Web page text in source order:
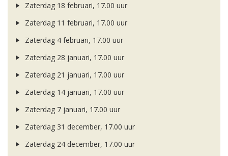
Zaterdag 18 februari, 17.00 uur
Zaterdag 11 februari, 17.00 uur
Zaterdag 4 februari, 17.00 uur
Zaterdag 28 januari, 17.00 uur
Zaterdag 21 januari, 17.00 uur
Zaterdag 14 januari, 17.00 uur
Zaterdag 7 januari, 17.00 uur
Zaterdag 31 december, 17.00 uur
Zaterdag 24 december, 17.00 uur